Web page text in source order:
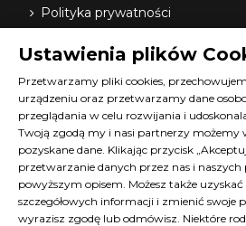
Polityka prywatności
Nasi dystrybutorzy
O nas
FAQ
Terminy szkoleń Diana
Materiały do pobrania
Kontakt z nami
Program lojalnościowy
Ustawienia plików
Przetwarzamy pliki cookies,
urządzeniu oraz przetwarzamy dane
przeglądania w celu rozwijania i
Twoją zgodą my i nasi partnerzy możemy
pozyskane dane. Klikając przycisk
przetwarzanie danych przez nas i
powyższym opisem. Możesz także
szczegółowych informacji i zmienić swoje
wyrazisz zgodę lub odmówisz. Niektóre